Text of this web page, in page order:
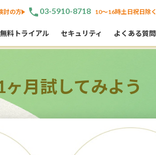
討の方 phone 03-5910-8718 10〜16時土日祝日除く
無料トライアル セキュリティ よくある質問
月試してみよう